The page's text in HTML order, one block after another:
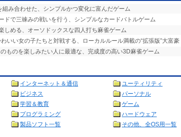
組み合わせた、シンプルかつ変化に富んだゲーム
ドで三竦みの戦いを行う、シンプルなカードバトルゲーム
しめる、オーソドックスな四人打ち麻雀ゲーム
いい女の子たちと対戦する、ローカルルール満載の“拡張版”大富豪
ものを楽しみたい人に最適な、完成度の高い3D麻雀ゲーム
インターネット＆通信
ユーティリティ
ビジネス
パーソナル
学習＆教育
ゲーム
プログラミング
ハードウェア
製品ソフト一覧 その他、全OS用一覧